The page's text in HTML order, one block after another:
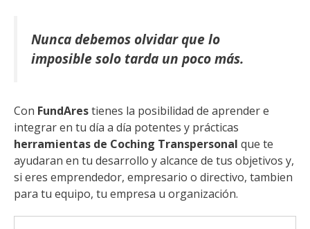
Nunca debemos olvidar que lo
imposible solo tarda un poco más.
Con FundArestienes la posibilidad de aprender e
integrar en tu día a día potentes y prácticas
herramientas de Coching Transpersonal que te
ayudaran en tu desarrollo y alcance de tus objetivos y,
si eres emprendedor, empresario o directivo, tambien
para tu equipo, tu empresa u organización.